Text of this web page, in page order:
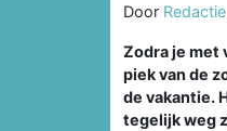
Door Redactie
Zodra je met
piek van de
de vakantie.
tegelijk weg